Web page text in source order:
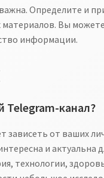
Определите и
Вы
информации.
Telegram-канал?
от ваших
и актуальна
технологии,